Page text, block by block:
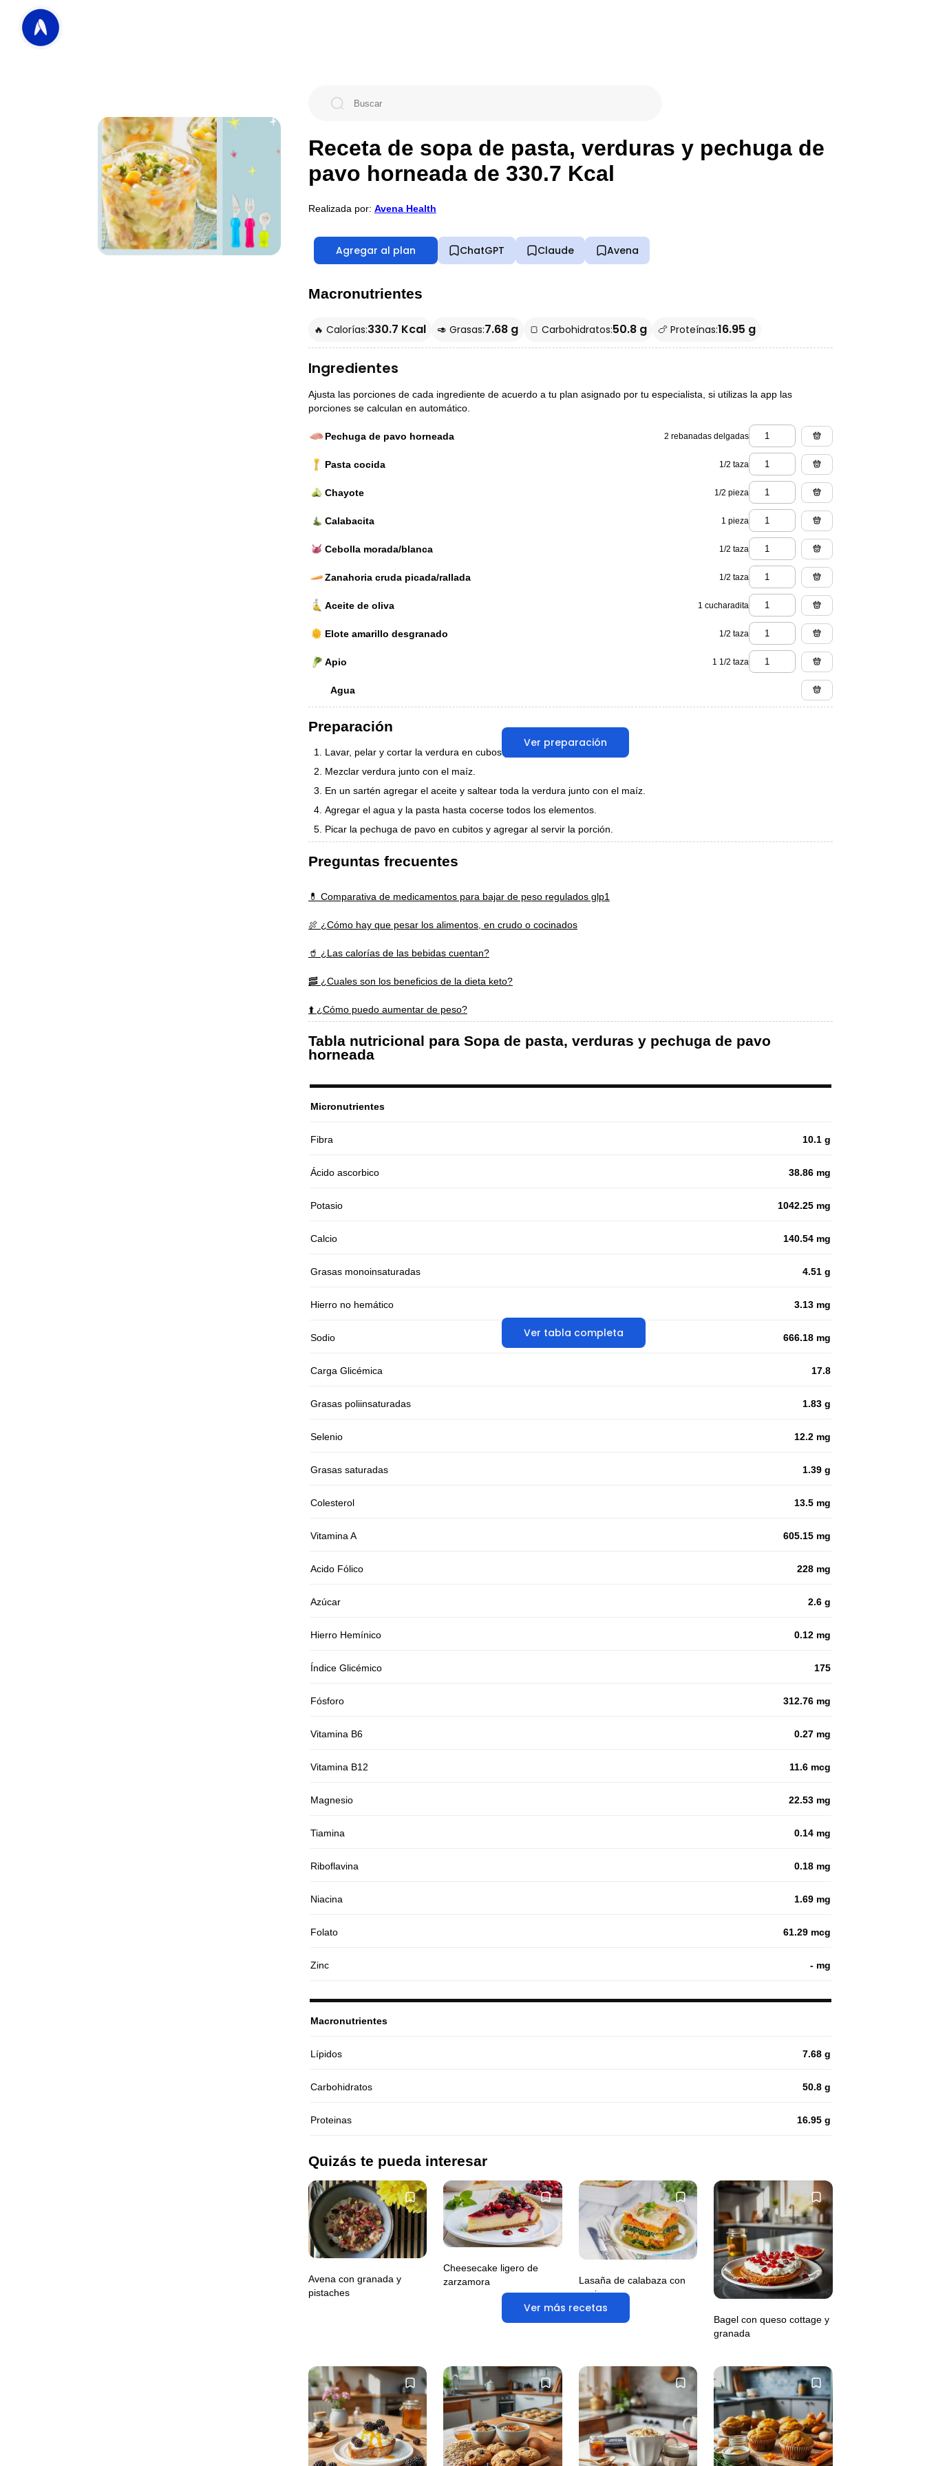
Receta de sopa de pasta, verduras y pechuga de
pavo horneada de 330.7 Kcal
Realizada por: Avena Health
Agregar al plan ChatGPT Claude Avena
Macronutrientes
🔥 Calorías:330.7 Kcal 🥑 Grasas:7.68 g 🍞 Carbohidratos:50.8 g 🍗 Proteínas:16.95 g
Ingredientes
Ajusta las porciones de cada ingrediente de acuerdo a tu plan asignado por tu especialista, si utilizas la app las
porciones se calculan en automático.
Pechuga de pavo horneada 2 rebanadas delgadas
Pasta cocida 1/2 taza
Chayote 1/2 pieza
Calabacita 1 pieza
Cebolla morada/blanca 1/2 taza
Zanahoria cruda picada/rallada 1/2 taza
Aceite de oliva 1 cucharadita
Elote amarillo desgranado 1/2 taza
Apio 1 1/2 taza
Agua
Ver preparación
Preparación
Lavar, pelar y cortar la verdura en cubos pequeños
Mezclar verdura junto con el maíz.
En un sartén agregar el aceite y saltear toda la verdura junto con el maíz.
Agregar el agua y la pasta hasta cocerse todos los elementos.
Picar la pechuga de pavo en cubitos y agregar al servir la porción.
Preguntas frecuentes
💊 Comparativa de medicamentos para bajar de peso regulados glp1
🍖 ¿Cómo hay que pesar los alimentos, en crudo o cocinados
🥤 ¿Las calorías de las bebidas cuentan?
🥓 ¿Cuales son los beneficios de la dieta keto?
⬆️ ¿Cómo puedo aumentar de peso?
Tabla nutricional para Sopa de pasta, verduras y pechuga de pavo
horneada
Ver tabla completa
Micronutrientes
Fibra 10.1 g
Ácido ascorbico 38.86 mg
Potasio 1042.25 mg
Calcio 140.54 mg
Grasas monoinsaturadas 4.51 g
Hierro no hemático 3.13 mg
Sodio 666.18 mg
Carga Glicémica 17.8
Grasas poliinsaturadas 1.83 g
Selenio 12.2 mg
Grasas saturadas 1.39 g
Colesterol 13.5 mg
Vitamina A 605.15 mg
Acido Fólico 228 mg
Azúcar 2.6 g
Hierro Hemínico 0.12 mg
Índice Glicémico 175
Fósforo 312.76 mg
Vitamina B6 0.27 mg
Vitamina B12 11.6 mcg
Magnesio 22.53 mg
Tiamina 0.14 mg
Riboflavina 0.18 mg
Niacina 1.69 mg
Folato 61.29 mcg
Zinc - mg
Macronutrientes
Lípidos 7.68 g
Carbohidratos 50.8 g
Proteinas 16.95 g
Quizás te pueda interesar
Ver más recetas
Avena con granada y
pistaches
Cheesecake ligero de
zarzamora
Lasaña de calabaza con
espinaca
Bagel con queso cottage y
granada